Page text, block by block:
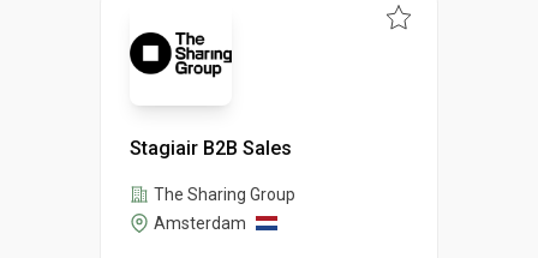
Stagiair B2B Sales
The Sharing Group
Amsterdam